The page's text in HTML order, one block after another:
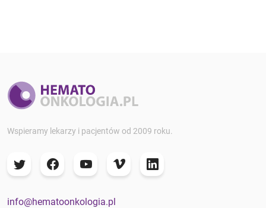
Wspieramy lekarzy i pacjentów od 2009 roku.
info@hematoonkologia.pl